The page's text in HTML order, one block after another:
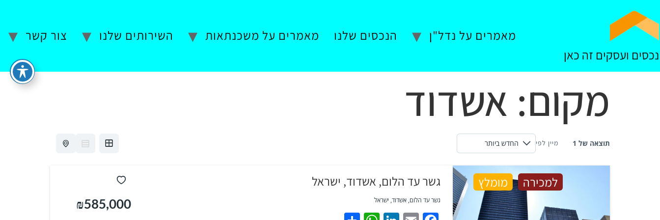
נכסים ועסקים זה כאן
מאמרים על נדל"ן הנכסים שלנו מאמרים על משכנתאות השירותים שלנו צור קשר
מקום: אשדוד
תוצאה של 1 מיין לפי
למכירה מומלץ גשר עד הלום, אשדוד, ישראל
גשר עד הלום, אשדוד, ישראל ₪585,000